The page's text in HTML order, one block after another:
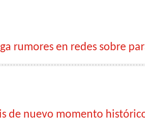
rumores en redes sobre
de nuevo momento